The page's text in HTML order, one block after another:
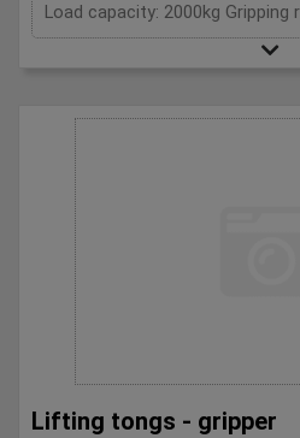
Lifting tongs - gripper